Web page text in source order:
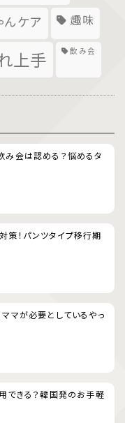
んケア 趣味
上手 飲み会
み会は認める？悩めるタ
策！パンツタイプ移行期
マが必要としているやっ
できる？韓国発のお手軽